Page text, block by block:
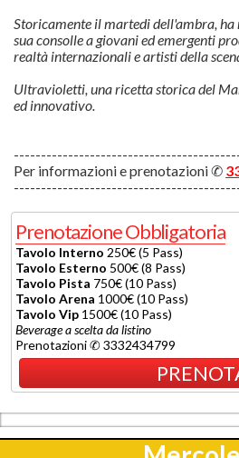
Storicamente il martedi dell'ambra, ha
sua consolle a giovani ed emergenti
realtà internazionali e artisti della
Ultravioletti, una ricetta storica del
ed innovativo.
Per informazioni e prenotazioni ✆
Prenotazione Obbligatoria
Tavolo Interno 250€ (5 Pass)
Tavolo Esterno 500€ (8 Pass)
Tavolo Pista 750€ (10 Pass)
Tavolo Arena 1000€ (10 Pass)
Tavolo Vip 1500€ (10 Pass)
Beverage a scelta da listino
Prenotazioni ✆ 3332434799